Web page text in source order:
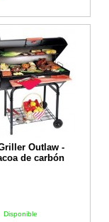
Outlaw -
de carbón
Disponible
Outlaw - Barbacoa de